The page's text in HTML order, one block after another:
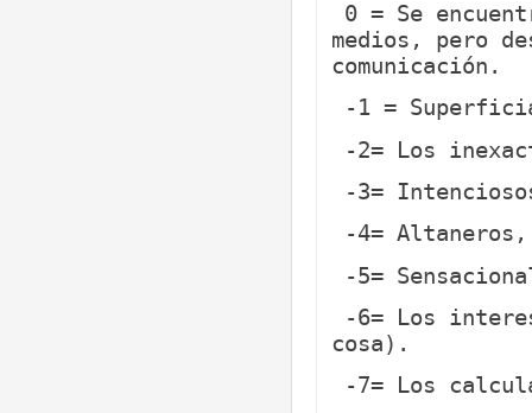
0 = Se
medios, pero
comunicación.
-1 =
-2= Los
-3=
-4=
-5=
-6= Los
cosa).
-7= Los